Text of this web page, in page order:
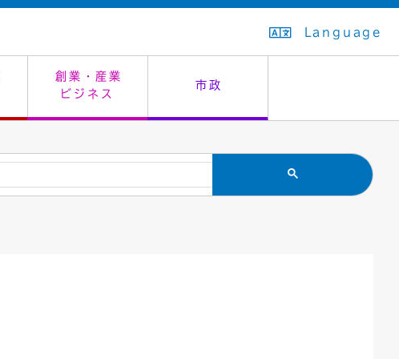
Language
創業・産業
ビジネス
市政
生活排水
市民安全
教育委員会
入学式・卒業式
救急・夜間診療
感染症
施設予約（まつぼっくり）
はたちの集い
指定管理者制度
公共事業の技術監理
議会
オープンデータ